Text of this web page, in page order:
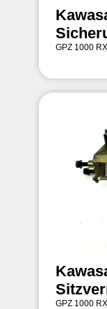
GPZ 1000 RX
GPZ 1000 RX